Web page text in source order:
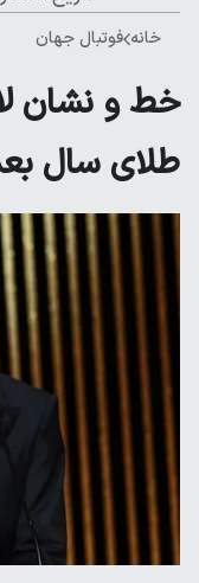
خانه فوتبال جهان
خط و نشان
طلای سال